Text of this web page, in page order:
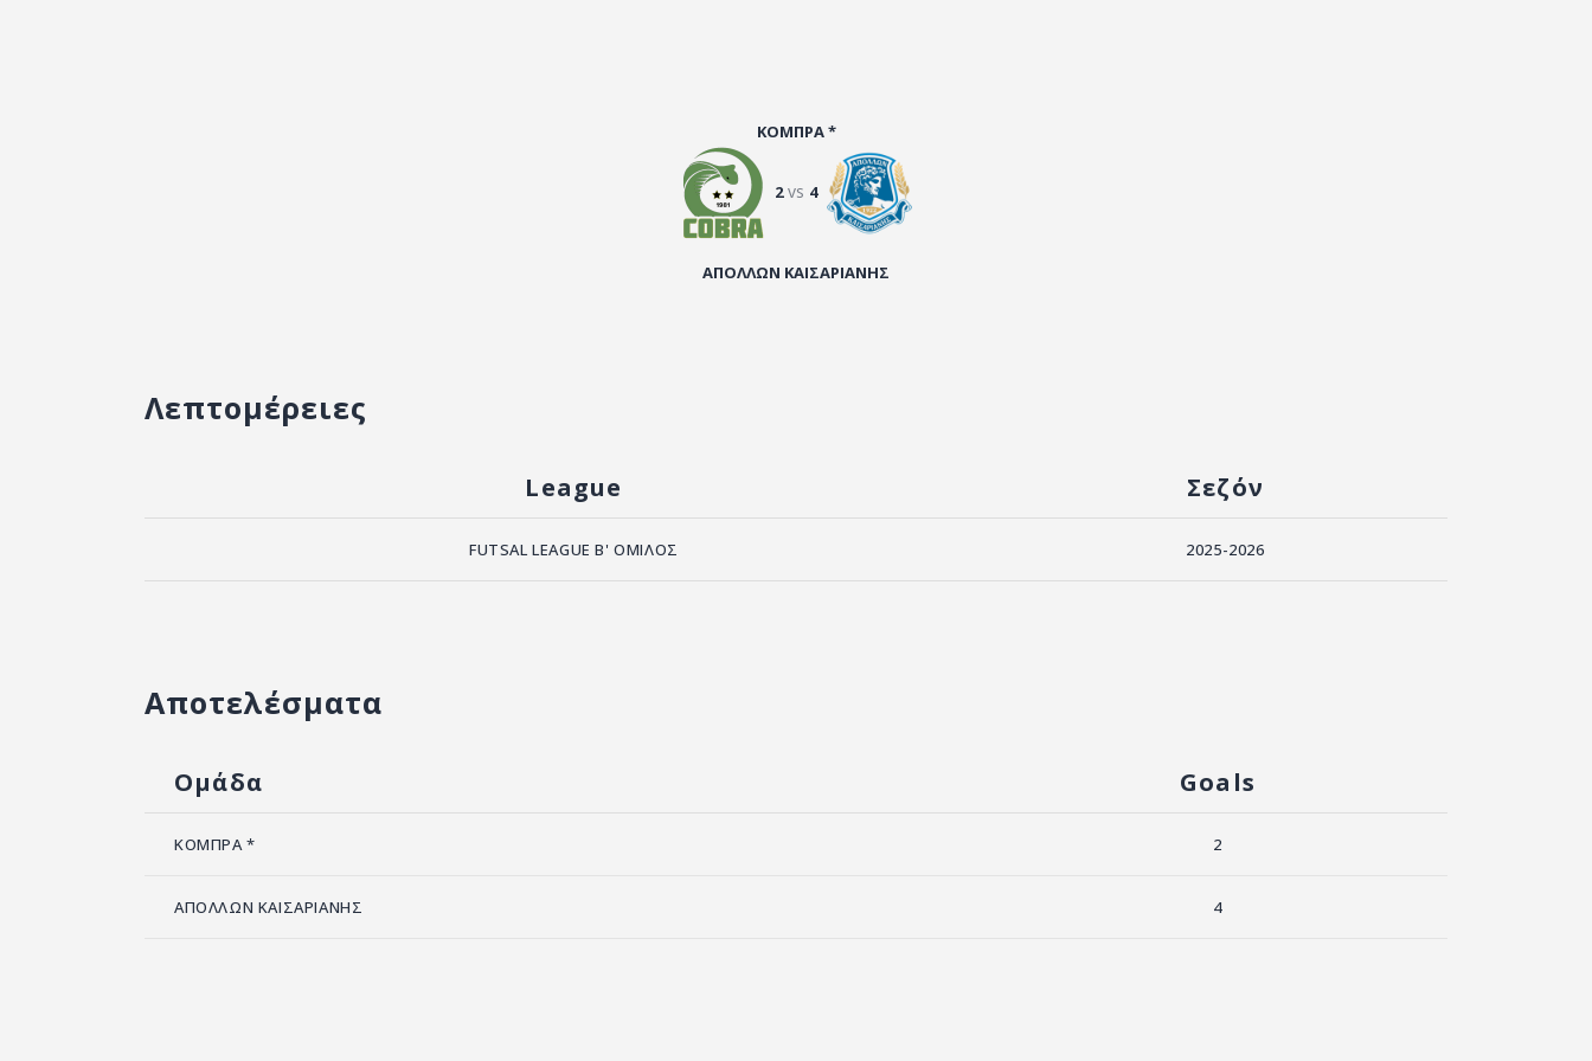
ΚΟΜΠΡΑ *
2vs 4
ΑΠΟΛΛΩΝ ΚΑΙΣΑΡΙΑΝΗΣ
Λεπτομέρειες
League Σεζόν
FUTSAL LEAGUE B' ΟΜΙΛΟΣ 2025-2026
Αποτελέσματα
Ομάδα Goals
ΚΟΜΠΡΑ * 2
ΑΠΟΛΛΩΝ ΚΑΙΣΑΡΙΑΝΗΣ 4